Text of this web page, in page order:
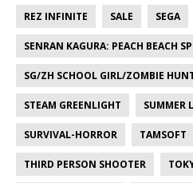
REZ INFINITE SALE SEGA
SENRAN KAGURA: PEACH BEACH
SG/ZH SCHOOL GIRL/ZOMBIE
STEAM GREENLIGHT SUMMER
SURVIVAL-HORROR TAMSOFT
THIRD PERSON SHOOTER